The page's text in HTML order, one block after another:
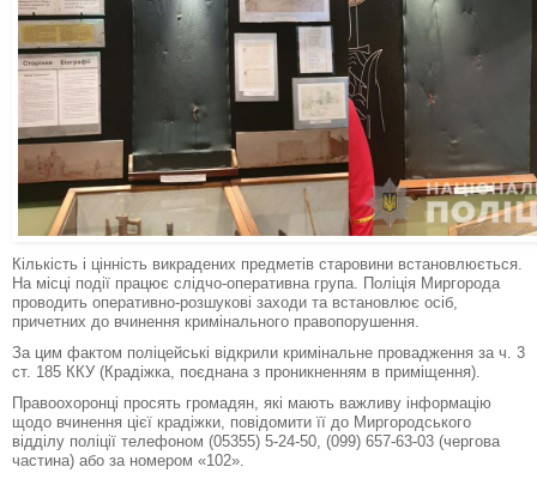
Кількість і цінність викрадених предметів старовини встановлюється.
На місці події працює слідчо-оперативна група. Поліція Миргорода
проводить оперативно-розшукові заходи та встановлює осіб,
причетних до вчинення кримінального правопорушення.
За цим фактом поліцейські відкрили кримінальне провадження за ч. 3
ст. 185 ККУ (Крадіжка, поєднана з проникненням в приміщення).
Правоохоронці просять громадян, які мають важливу інформацію
щодо вчинення цієї крадіжки, повідомити її до Миргородського
відділу поліції телефоном (05355) 5-24-50, (099) 657-63-03 (чергова
частина) або за номером «102».